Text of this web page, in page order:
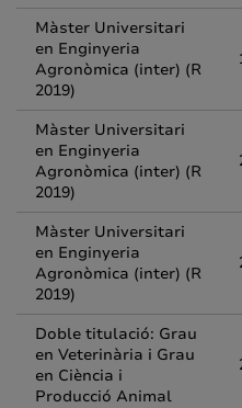
Màster Universitari
en Enginyeria
Agronòmica (inter) (R
2019)
Màster Universitari
en Enginyeria
Agronòmica (inter) (R
2019)
Màster Universitari
en Enginyeria
Agronòmica (inter) (R
2019)
Doble titulació: Grau
en Veterinària i Grau
en Ciència i
Producció Animal